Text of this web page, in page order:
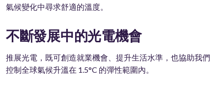
氣候變化中尋求舒適的溫度。
不斷發展中的光電機會
推展光電，既可創造就業機會、提升生活水準，也協助我們
控制全球氣候升溫在 1.5°C 的彈性範圍內。